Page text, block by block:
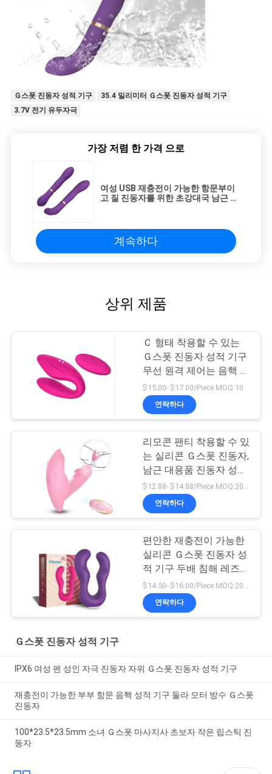
Ｇ스폿 진동자 성적 기구
35.4 밀리미터 Ｇ스폿 진동자 성적 기구
3.7V 전기 유두자극
가장 저렴 한 가격 으로
여성 USB 재충전이 가능한 항문부이
고 질 진동자를 위한 초강대국 남근 대
계속하다
상위 제품
Ｃ 형태 착용할 수 있는
Ｇ스폿 진동자 성적 기구
무선 원격 제어는 음핵 진
동자를 연결합니다
$15.00- $17.00/Piece MOQ:10
연락하다
리모콘 팬티 착용할 수 있
는 실리콘 Ｇ스폿 진동자,
남근 대용품 진동자 성적
기구
$12.88- $14.88/Piece MOQ:20 PC
연락하다
편안한 재충전이 가능한
실리콘 Ｇ스폿 진동자 성
적 기구 두배 침해 레즈비
언
$14.50- $16.00/Piece MOQ:20 PC
연락하다
Ｇ스폿 진동자 성적 기구
IPX6 여성 펜 성인 자극 진동자 자위 Ｇ스폿 진동자 성적 기구
재충전이 가능한 부부 항문 음핵 성적 기구 둘라 모터 방수 Ｇ스폿
진동자
100*23.5*23.5mm 소녀 Ｇ스폿 마사지사 초보자 작은 립스틱 진
동자